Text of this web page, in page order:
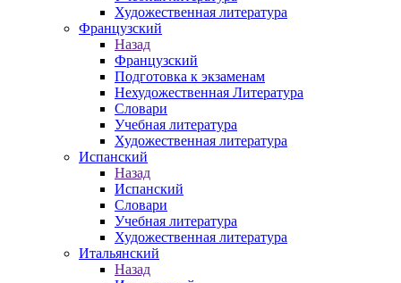
Художественная литература
Французский
Назад
Французский
Подготовка к экзаменам
Нехудожественная Литература
Словари
Учебная литература
Художественная литература
Испанский
Назад
Испанский
Словари
Учебная литература
Художественная литература
Итальянский
Назад